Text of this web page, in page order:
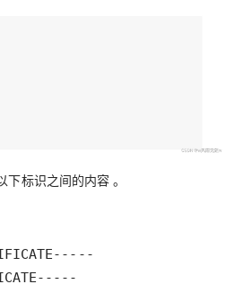
标识之间的内容 。